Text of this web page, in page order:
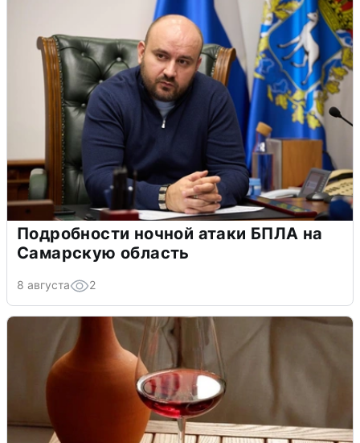
Подробности ночной атаки БПЛА на
Самарскую область
8 августа 2